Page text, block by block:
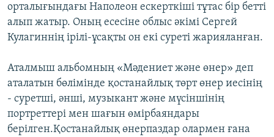
орталығындағы Наполеон ескерткіші тұтас бір бетті
алып жатыр. Оның есесіне облыс әкімі Сергей
Кулагиннің ірілі-ұсақты он екі суреті жарияланған.
Аталмыш альбомның «Мәдениет және өнер» деп
аталатын бөлімінде қостанайлық төрт өнер иесінің
- суретші, әнші, музыкант және мүсіншінің
портреттері мен шағын өмірбаяндары
берілген.Қостанайлық өнерпаздар олармен ғана